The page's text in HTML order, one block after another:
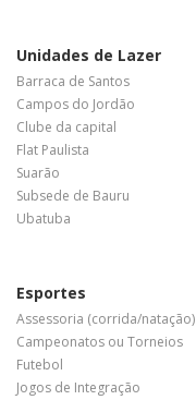
Unidades de Lazer
Barraca de Santos
Campos do Jordão
Clube da capital
Flat Paulista
Suarão
Subsede de Bauru
Ubatuba
Esportes
Assessoria (corrida/natação)
Campeonatos ou Torneios
Futebol
Jogos de Integração